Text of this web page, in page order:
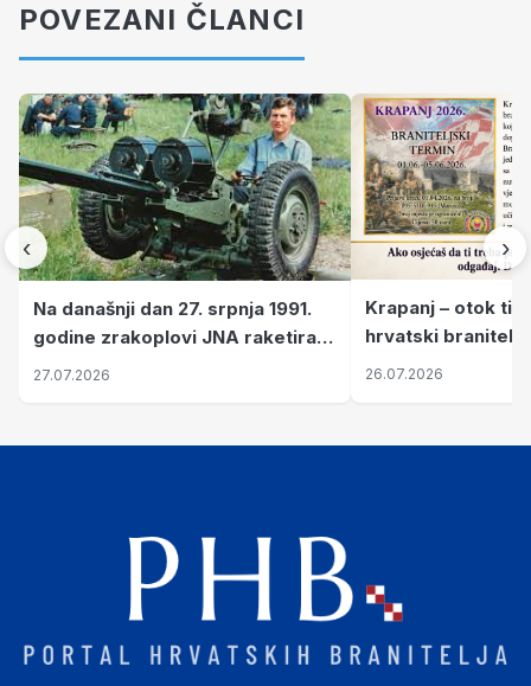
POVEZANI ČLANCI
‹
Na današnji dan 27. srpnja 1991.
godine zrakoplovi JNA raketirali
su vojarnu i obučni centar "Nikola
27.07.2026
Krapanj – otok
hrvatski branitelji
pronalaze mir
26.07.2026
›